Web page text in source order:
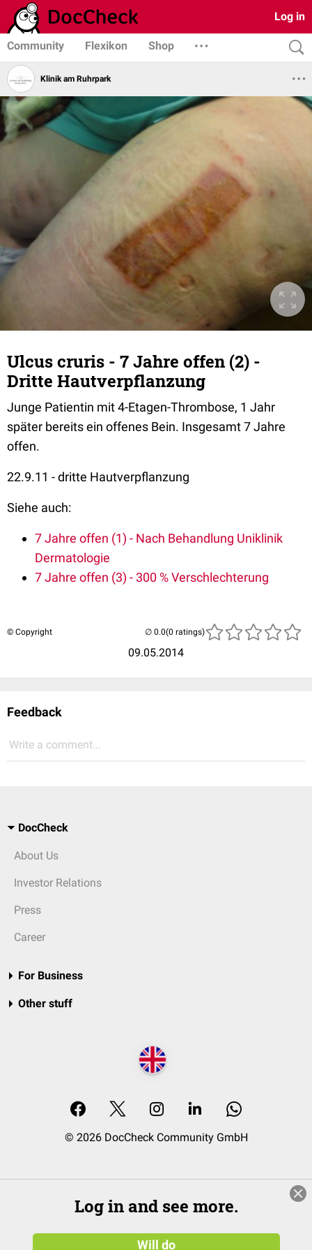
Log in
Community Flexikon Shop
Klinik am Ruhrpark
Ulcus cruris - 7 Jahre offen (2) -
Dritte Hautverpflanzung
Junge Patientin mit 4-Etagen-Thrombose, 1 Jahr
später bereits ein offenes Bein. Insgesamt 7 Jahre
offen.
22.9.11 - dritte Hautverpflanzung
Siehe auch:
7 Jahre offen (1) - Nach Behandlung Uniklinik
Dermatologie
7 Jahre offen (3) - 300 % Verschlechterung
© Copyright
09.05.2014
(0 ratings)
Feedback
Write a comment...
DocCheck
About Us
Investor Relations
Press
Career
For Business
Other stuff
© 2026 DocCheck Community GmbH
Log in and see more.
Will do